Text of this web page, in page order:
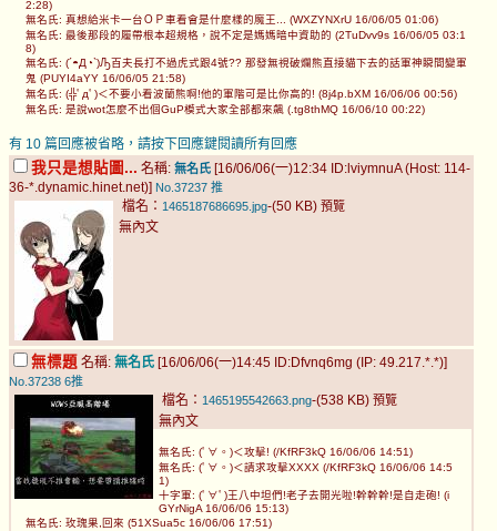
2:28)
無名氏: 真想給米卡一台ＯＰ車看會是什麼樣的魔王... (WXZYNXrU 16/06/05 01:06)
無名氏: 最後那段的履帶根本超規格，說不定是媽媽暗中資助的 (2TuDvv9s 16/06/05 03:1
8)
無名氏: (´◓Д◔`)Ԡ百夫長打不過虎式跟4號?? 那發無視破爛熊直接貓下去的話軍神瞬間變軍
鬼 (PUYI4aYY 16/06/05 21:58)
無名氏: (╬ﾟдﾟ)＜不要小看波蘭熊啊!他的軍階可是比你高的! (8j4p.bXM 16/06/06 00:56)
無名氏: 是說wot怎麼不出個GuP模式大家全部都來飆 (.tg8thMQ 16/06/10 00:22)
有 10 篇回應被省略，請按下回應鍵閱讀所有回應
我只是想貼圖... 名稱: 無名氏 [16/06/06(一)12:34 ID:lviymnuA (Host: 114-
36-*.dynamic.hinet.net)] No.37237 推
檔名： 1465187686695.jpg-(50 KB) 預覽
無內文
無標題 名稱: 無名氏 [16/06/06(一)14:45 ID:Dfvnq6mg (IP: 49.217.*.*)]
No.37238 6推
檔名： 1465195542663.png-(538 KB) 預覽
無內文
無名氏: (ﾟ∀。)＜攻擊! (/KfRF3kQ 16/06/06 14:51)
無名氏: (ﾟ∀。)＜請求攻擊XXXX (/KfRF3kQ 16/06/06 14:5
1)
十字軍: (ﾟ∀ﾟ)王八中坦們!老子去開光啦!幹幹幹!是自走砲! (i
GYrNigA 16/06/06 15:13)
無名氏: 玫瑰果,回來 (51XSua5c 16/06/06 17:51)